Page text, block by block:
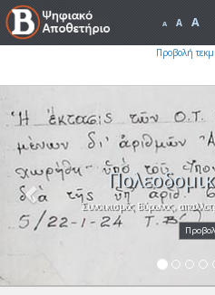
A A A
Προβολή
Συνοικισμός Βύρωνος,